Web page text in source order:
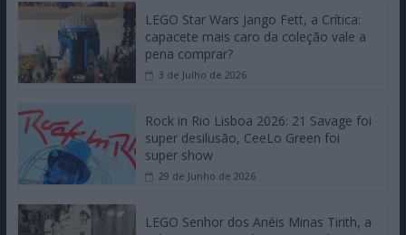
LEGO Star Wars Jango Fett, a Crítica:
capacete mais caro da coleção vale a
pena comprar?
3 de Julho de 2026
Rock in Rio Lisboa 2026: 21 Savage foi
super desilusão, CeeLo Green foi
super show
29 de Junho de 2026
LEGO Senhor dos Anéis Minas Tirith, a